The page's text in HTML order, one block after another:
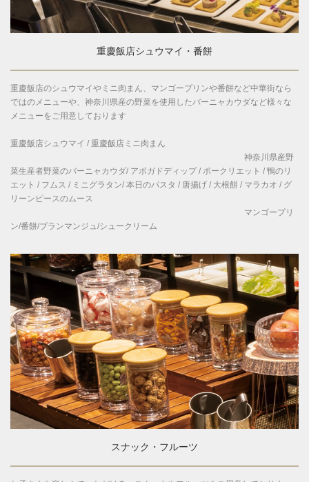
重慶飯店シュウマイ・番餅
重慶飯店のシュウマイやミニ肉まん、マンゴープリンや番餅など中華街なら
ではのメニューや、神奈川県産の野菜を使用したバーニャカウダなど様々な
メニューをご用意しております
重慶飯店シュウマイ / 重慶飯店ミニ肉まん
神奈川県産野
菜生産者野菜のバーニャカウダ/ アボガドディップ / ポークリエット / 鴨のリ
エット / フムス / ミニグラタン/ 本日のパスタ / 唐揚げ / 大根餅 / マラカオ / グ
リーンピースのムース
マンゴープリ
ン/番餅/ブランマンジュ/シュークリーム
スナック・フルーツ